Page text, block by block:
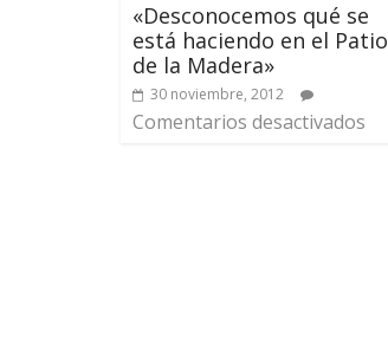
«Desconocemos qué se
está haciendo en el Patio
de la Madera»
30 noviembre, 2012
Comentarios desactivados